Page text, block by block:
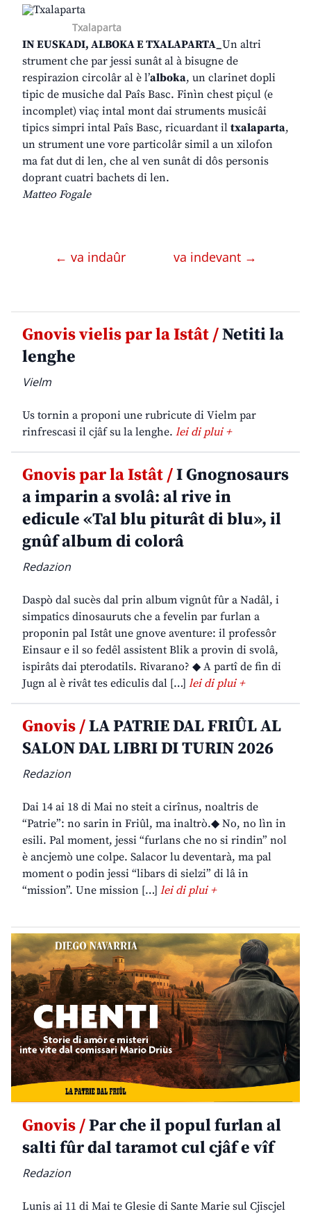
Txalaparta
IN EUSKADI, ALBOKA E TXALAPARTA_ Un altri
strument che par jessi sunât al à bisugne de
respirazion circolâr al è l’alboka, un clarinet dopli
tipic de musiche dal Paîs Basc. Finìn chest piçul (e
incomplet) viaç intal mont dai struments musicâi
tipics simpri intal Paîs Basc, ricuardant il txalaparta,
un strument une vore particolâr simil a un xilofon
ma fat dut di len, che al ven sunât di dôs personis
doprant cuatri bachets di len.
Matteo Fogale
← va indaûr va indevant →
Gnovis vielis par la Istât /Netiti la
lenghe
Vielm
Us tornin a proponi une rubricute di Vielm par
rinfrescasi il cjâf su la lenghe. lei di plui +
Gnovis par la Istât /I Gnognosaurs
a imparin a svolâ: al rive in
edicule «Tal blu piturât di blu», il
gnûf album di colorâ
Redazion
Daspò dal sucès dal prin album vignût fûr a Nadâl, i
simpatics dinosauruts che a fevelin par furlan a
proponin pal Istât une gnove aventure: il professôr
Einsaur e il so fedêl assistent Blik a provin di svolâ,
ispirâts dai pterodatils. Rivarano? ◆ A partî de fin di
Jugn al è rivât tes ediculis dal […] lei di plui +
Gnovis /LA PATRIE DAL FRIÛL AL
SALON DAL LIBRI DI TURIN 2026
Redazion
Dai 14 ai 18 di Mai no steit a cirînus, noaltris de
“Patrie”: no sarin in Friûl, ma inaltrò.◆ No, no lìn in
esili. Pal moment, jessi “furlans che no si rindin” nol
è ancjemò une colpe. Salacor lu deventarà, ma pal
moment o podin jessi “libars di sielzi” di lâ in
“mission”. Une mission […] lei di plui +
Gnovis /Par che il popul furlan al
salti fûr dal taramot cul cjâf e vîf
Redazion
Lunis ai 11 di Mai te Glesie di Sante Marie sul Cjiscjel